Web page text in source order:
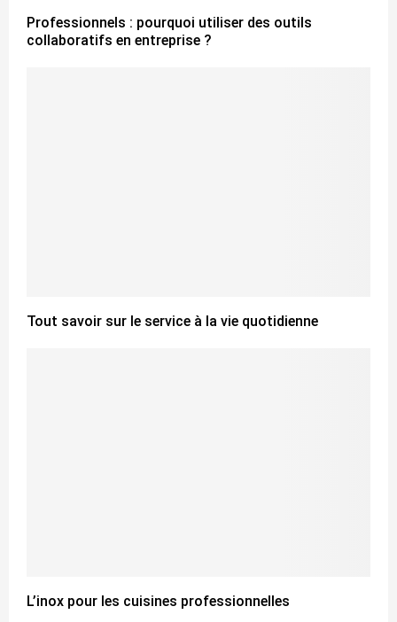
Professionnels : pourquoi utiliser des outils
collaboratifs en entreprise ?
Tout savoir sur le service à la vie quotidienne
L’inox pour les cuisines professionnelles